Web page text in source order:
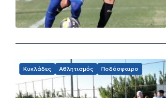
Κυκλάδες Αθλητισμός Ποδόσφαιρο